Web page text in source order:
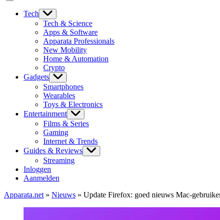
Tech
Tech & Science
Apps & Software
Apparata Professionals
New Mobility
Home & Automation
Crypto
Gadgets
Smartphones
Wearables
Toys & Electronics
Entertainment
Films & Series
Gaming
Internet & Trends
Guides & Reviews
Streaming
Inloggen
Aanmelden
Apparata.net » Nieuws » Update Firefox: goed nieuws Mac-